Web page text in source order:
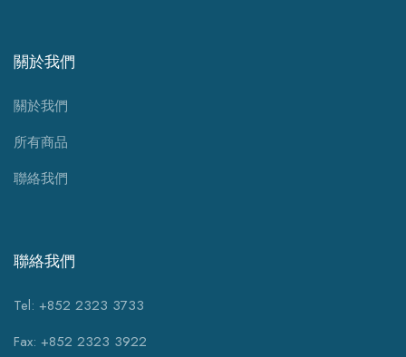
關於我們
關於我們
所有商品
聯絡我們
聯絡我們
Tel: +852 2323 3733
Fax: +852 2323 3922